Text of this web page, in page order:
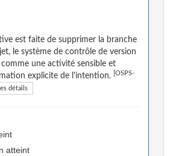
est faite de supprimer la branche
le système de contrôle de version
une activité sensible et
explicite de l'intention.
[OSPS-
détails
atteint